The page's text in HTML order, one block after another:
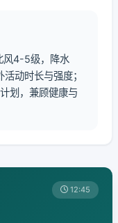
4-5级，降水
动时长与强度；
划，兼顾健康与
12:45